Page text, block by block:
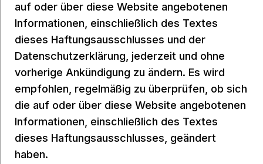
auf oder über diese Website angebotenen
Informationen, einschließlich des Textes
dieses Haftungsausschlusses und der
Datenschutzerklärung, jederzeit und ohne
vorherige Ankündigung zu ändern. Es wird
empfohlen, regelmäßig zu überprüfen, ob sich
die auf oder über diese Website angebotenen
Informationen, einschließlich des Textes
dieses Haftungsausschlusses, geändert
haben.